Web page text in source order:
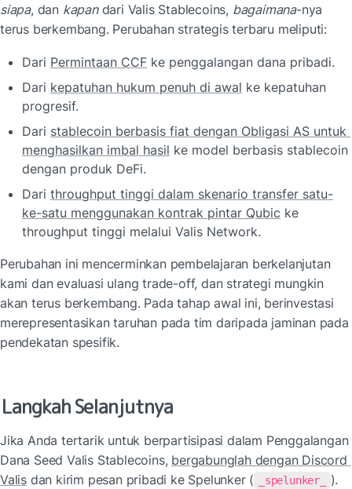
siapa, dan kapan dari Valis Stablecoins, bagaimana-nya
terus berkembang. Perubahan strategis terbaru meliputi:
Dari Permintaan CCF ke penggalangan dana pribadi.
Dari kepatuhan hukum penuh di awal ke kepatuhan
progresif.
Dari stablecoin berbasis fiat dengan Obligasi AS untuk
menghasilkan imbal hasil ke model berbasis stablecoin
dengan produk DeFi.
Dari throughput tinggi dalam skenario transfer satu-
ke-satu menggunakan kontrak pintar Qubic ke
throughput tinggi melalui Valis Network.
Perubahan ini mencerminkan pembelajaran berkelanjutan
kami dan evaluasi ulang trade-off, dan strategi mungkin
akan terus berkembang. Pada tahap awal ini, berinvestasi
merepresentasikan taruhan pada tim daripada jaminan pada
pendekatan spesifik.
Langkah Selanjutnya
Jika Anda tertarik untuk berpartisipasi dalam Penggalangan
Dana Seed Valis Stablecoins, bergabunglah dengan Discord
Valis dan kirim pesan pribadi ke Spelunker ( _spelunker_
).